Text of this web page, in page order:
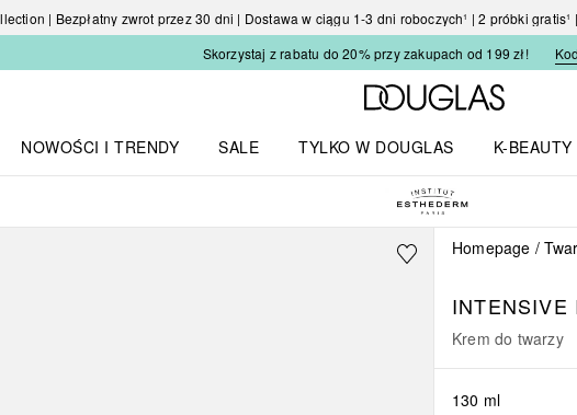
| Bezpłatny zwrot przez 30 dni | Dostawa w ciągu 1-3 dni roboczych¹ | 2 próbki
Skorzystaj z rabatu do 20% przy zakupach od 199 zł!
Strona
NOWOŚCI I TRENDY
SALE
TYLKO W DOUGLAS
K-BEAUTY
Homepage
INTENSIVE
Krem do twarzy
130 ml